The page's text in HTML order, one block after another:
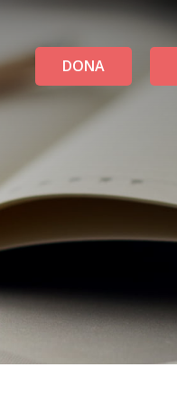
DONA